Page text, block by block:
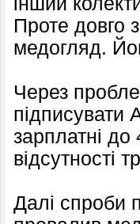
Проте довго
медогляд.
Через
підписувати
зарплатні
відсутності
Далі спроби